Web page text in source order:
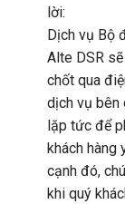
lời:
Dịch vụ Bộ
Alte DSR
chốt qua
dịch vụ bên
lặp tức để
khách hàng
cạnh đó,
khi quý